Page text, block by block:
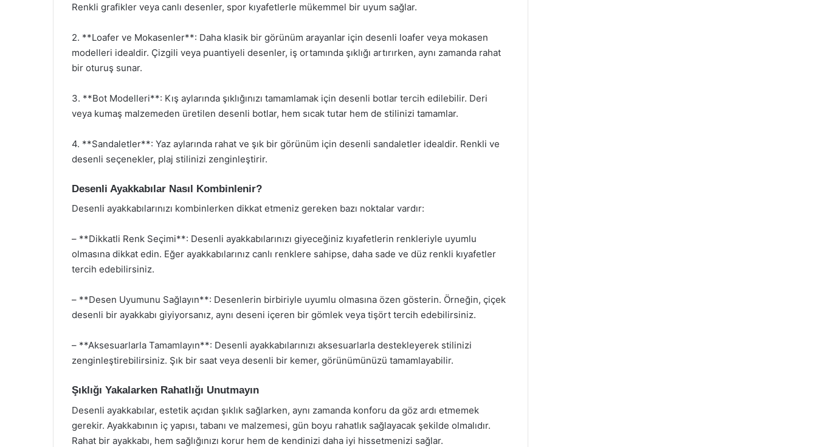
Renkli grafikler veya canlı desenler, spor kıyafetlerle mükemmel bir uyum sağlar.
2. **Loafer ve Mokasenler**: Daha klasik bir görünüm arayanlar için desenli loafer veya mokasen
modelleri idealdir. Çizgili veya puantiyeli desenler, iş ortamında şıklığı artırırken, aynı zamanda rahat
bir oturuş sunar.
3. **Bot Modelleri**: Kış aylarında şıklığınızı tamamlamak için desenli botlar tercih edilebilir. Deri
veya kumaş malzemeden üretilen desenli botlar, hem sıcak tutar hem de stilinizi tamamlar.
4. **Sandaletler**: Yaz aylarında rahat ve şık bir görünüm için desenli sandaletler idealdir. Renkli ve
desenli seçenekler, plaj stilinizi zenginleştirir.
Desenli Ayakkabılar Nasıl Kombinlenir?
Desenli ayakkabılarınızı kombinlerken dikkat etmeniz gereken bazı noktalar vardır:
– **Dikkatli Renk Seçimi**: Desenli ayakkabılarınızı giyeceğiniz kıyafetlerin renkleriyle uyumlu
olmasına dikkat edin. Eğer ayakkabılarınız canlı renklere sahipse, daha sade ve düz renkli kıyafetler
tercih edebilirsiniz.
– **Desen Uyumunu Sağlayın**: Desenlerin birbiriyle uyumlu olmasına özen gösterin. Örneğin, çiçek
desenli bir ayakkabı giyiyorsanız, aynı deseni içeren bir gömlek veya tişört tercih edebilirsiniz.
– **Aksesuarlarla Tamamlayın**: Desenli ayakkabılarınızı aksesuarlarla destekleyerek stilinizi
zenginleştirebilirsiniz. Şık bir saat veya desenli bir kemer, görünümünüzü tamamlayabilir.
Şıklığı Yakalarken Rahatlığı Unutmayın
Desenli ayakkabılar, estetik açıdan şıklık sağlarken, aynı zamanda konforu da göz ardı etmemek
gerekir. Ayakkabının iç yapısı, tabanı ve malzemesi, gün boyu rahatlık sağlayacak şekilde olmalıdır.
Rahat bir ayakkabı, hem sağlığınızı korur hem de kendinizi daha iyi hissetmenizi sağlar.